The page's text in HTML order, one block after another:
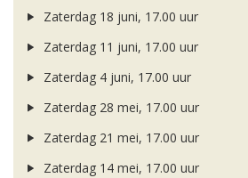
Zaterdag 18 juni, 17.00 uur
Zaterdag 11 juni, 17.00 uur
Zaterdag 4 juni, 17.00 uur
Zaterdag 28 mei, 17.00 uur
Zaterdag 21 mei, 17.00 uur
Zaterdag 14 mei, 17.00 uur